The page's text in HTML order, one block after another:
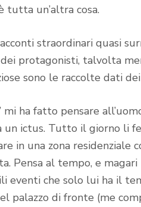
tutta un’altra cosa.
straordinari quasi
protagonisti, talvolta
sono le raccolte dati
mi ha fatto pensare
un ictus. Tutto il giorno li
in una zona residenziale
Pensa al tempo, e
eventi che solo lui ha il
palazzo di fronte (me